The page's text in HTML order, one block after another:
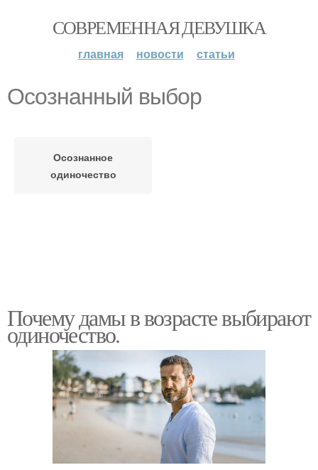
СОВРЕМЕННАЯ ДЕВУШКА
главная новости статьи
Осознанный выбор
Осознанное
одиночество
Почему дамы в возрасте выбирают
одиночество.